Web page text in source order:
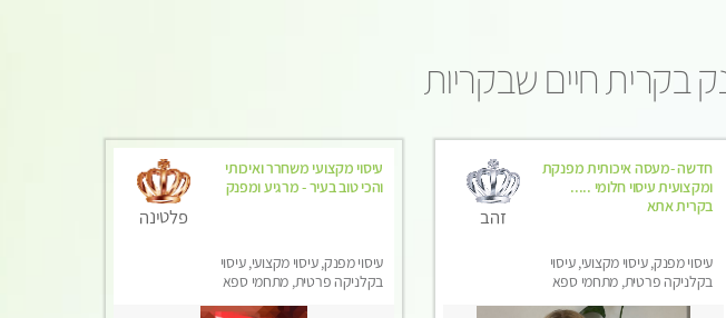
בקרית חיים שבקריות
חדשה -מעסה איכותית מפנקת
ומקצועית עיסוי חלומי .....
בקרית אתא
עיסוי מפנק, עיסוי מקצועי, עיסוי
בקלניקה פרטית, מתחמי ספא
זהב
עיסוי מקצועי משחרר ואיכותי
והכי טוב בעיר - מרגיע ומפנק
עיסוי מפנק, עיסוי מקצועי, עיסוי
בקלניקה פרטית, מתחמי ספא
פלטינה